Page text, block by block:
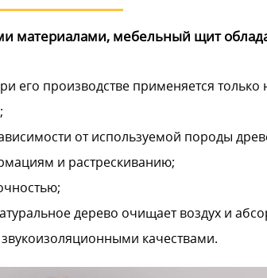
материалами, мебельный щит
его производстве применяется только
от используемой породы
и растрескиванию;
дерево очищает воздух и
качествами.